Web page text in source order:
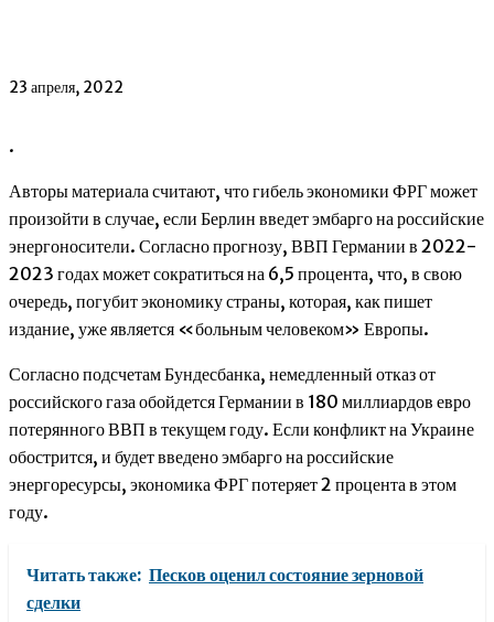
23 апреля, 2022
.
Авторы материала считают, что гибель экономики ФРГ может
произойти в случае, если Берлин введет эмбарго на российские
энергоносители. Согласно прогнозу, ВВП Германии в 2022-
2023 годах может сократиться на 6,5 процента, что, в свою
очередь, погубит экономику страны, которая, как пишет
издание, уже является «больным человеком» Европы.
Согласно подсчетам Бундесбанка, немедленный отказ от
российского газа обойдется Германии в 180 миллиардов евро
потерянного ВВП в текущем году. Если конфликт на Украине
обострится, и будет введено эмбарго на российские
энергоресурсы, экономика ФРГ потеряет 2 процента в этом
году.
Читать также: Песков оценил состояние зерновой
сделки